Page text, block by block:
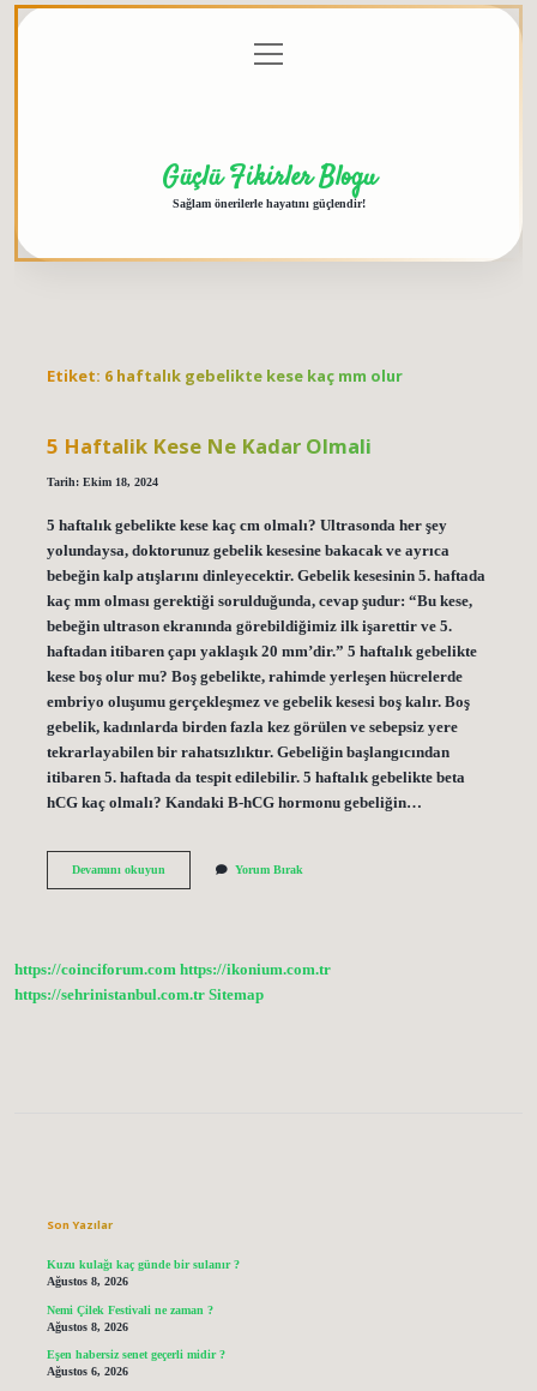
menüyü
aç
Güçlü Fikirler Blogu
Sağlam önerilerle hayatını güçlendir!
Etiket: 6 haftalık gebelikte kese kaç mm olur
5 Haftalik Kese Ne Kadar Olmali
Tarih: Ekim 18, 2024
5 haftalık gebelikte kese kaç cm olmalı? Ultrasonda her şey
yolundaysa, doktorunuz gebelik kesesine bakacak ve ayrıca
bebeğin kalp atışlarını dinleyecektir. Gebelik kesesinin 5. haftada
kaç mm olması gerektiği sorulduğunda, cevap şudur: “Bu kese,
bebeğin ultrason ekranında görebildiğimiz ilk işarettir ve 5.
haftadan itibaren çapı yaklaşık 20 mm’dir.” 5 haftalık gebelikte
kese boş olur mu? Boş gebelikte, rahimde yerleşen hücrelerde
embriyo oluşumu gerçekleşmez ve gebelik kesesi boş kalır. Boş
gebelik, kadınlarda birden fazla kez görülen ve sebepsiz yere
tekrarlayabilen bir rahatsızlıktır. Gebeliğin başlangıcından
itibaren 5. haftada da tespit edilebilir. 5 haftalık gebelikte beta
hCG kaç olmalı? Kandaki B-hCG hormonu gebeliğin…
Devamını okuyun5
Yorum Bırak
https://coinciforum.com https://ikonium.com.tr
https://sehrinistanbul.com.tr Sitemap
Son Yazılar
Kuzu kulağı kaç günde bir sulanır ?
Ağustos 8, 2026
Nemi Çilek Festivali ne zaman ?
Ağustos 8, 2026
Eşen habersiz senet geçerli midir ?
Ağustos 6, 2026